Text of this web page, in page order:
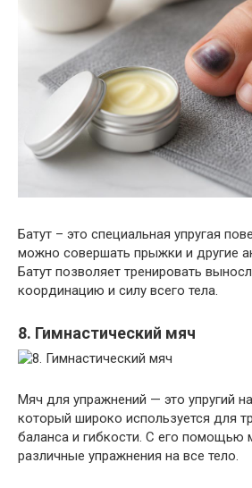
Батут – это специальная упругая
можно совершать прыжки и другие
Батут позволяет тренировать
координацию и силу всего тела.
8. Гимнастический мяч
Мяч для упражнений — это упругий
который широко используется для
баланса и гибкости. С его помощью
различные упражнения на все тело.